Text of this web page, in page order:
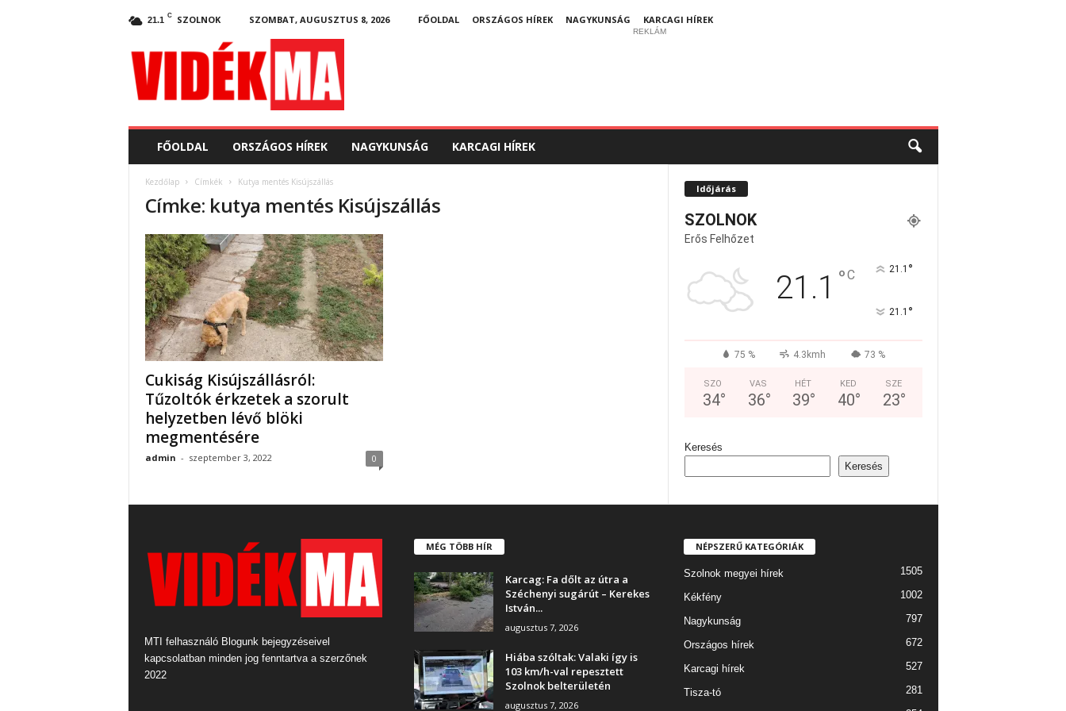
21.1 C SZOLNOK SZOMBAT, AUGUSZTUS 8, 2026 FŐOLDAL ORSZÁGOS HÍREK NAGYKUNSÁG
KARCAGI HÍREK
d
REKLÁM
FŐOLDAL ORSZÁGOS HÍREK NAGYKUNSÁG KARCAGI HÍREK
Kezdőlap Címkék Kutya mentés Kisújszállás
Címke: kutya mentés Kisújszállás
Cukiság Kisújszállásról:
Tűzoltók érkzetek a szorult
helyzetben lévő blöki
megmentésére
admin - szeptember 3, 2022 0
Időjárás
SZOLNOK
Erős Felhőzet
21.1 °C 21.1 °
21.1 °
75 % 4.3kmh 73 %
SZO
34°
VAS
36°
HÉT
39°
KED
40°
SZE
23°
Keresés
Keresés
MTI felhasználó Blogunk bejegyzéseivel
kapcsolatban minden jog fenntartva a szerzőnek
2022
MÉG TÖBB HÍR
Karcag: Fa dőlt az útra a
Széchenyi sugárút – Kerekes
István...
augusztus 7, 2026
Hiába szóltak: Valaki így is
103 km/h-val repesztett
Szolnok belterületén
augusztus 7, 2026
NÉPSZERŰ KATEGÓRIÁK
Szolnok megyei hírek 1505
Kékfény 1002
Nagykunság 797
Országos hírek 672
Karcagi hírek 527
Tisza-tó 281